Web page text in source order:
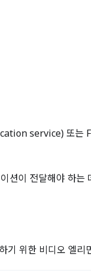
service) 또
션이 전달해야 하는
기 위한 비디오 엘리